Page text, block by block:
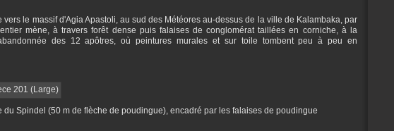
vers le massif d'Agia Apastoli, au sud des Météores au-dessus de la ville de Kalambaka, par
mène, à travers forêt dense puis falaises de conglomérat taillées en corniche, à la
des 12 apôtres, où peintures murales et sur toile tombent peu à peu en
du Spindel (50 m de flèche de poudingue), encadré par les falaises de poudingue